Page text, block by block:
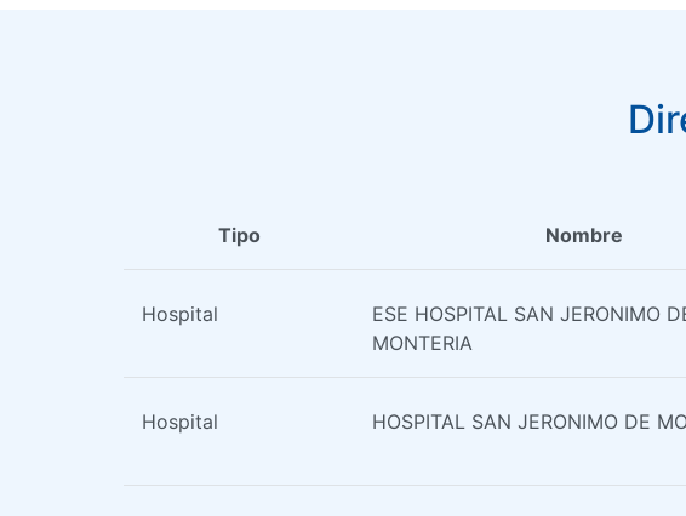
Tipo Nombre
Hospital
ESE HOSPITAL SAN JERONIMO
MONTERIA
Hospital HOSPITAL SAN JERONIMO DE